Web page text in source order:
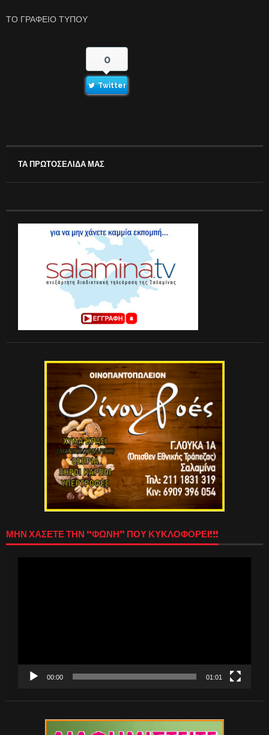
ΤΟ ΓΡΑΦΕΙΟ ΤΥΠΟΥ
0
Twitter
ΤΑ ΠΡΩΤΟΣΕΛΙΔΑ ΜΑΣ
ΜΗΝ ΧΑΣΕΤΕ ΤΗΝ “ΦΩΝΗ” ΠΟΥ ΚΥΚΛΟΦΟΡΕΙ!!!
00:00 01:01